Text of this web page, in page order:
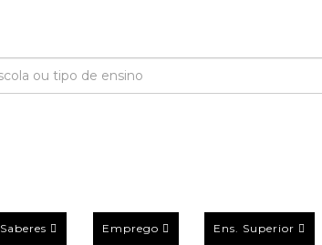
Saberes Emprego Ens. Superior